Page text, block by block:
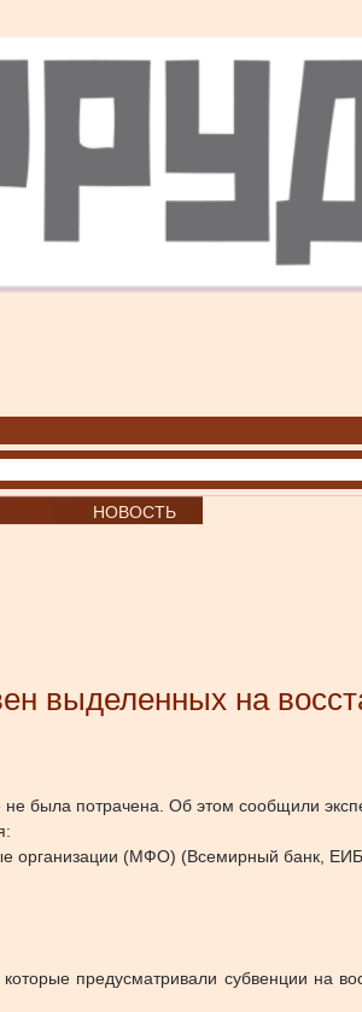
НОВОСТЬ
выделенных на
была потрачена. Об этом сообщили
организации (МФО) (Всемирный банк, ЕИБ
предусматривали субвенции на